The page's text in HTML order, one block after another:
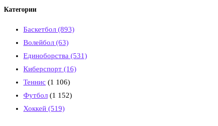
Категории
Баскетбол (893)
Волейбол (63)
Единоборства (531)
Киберспорт (16)
Теннис (1 106)
Футбол (1 152)
Хоккей (519)